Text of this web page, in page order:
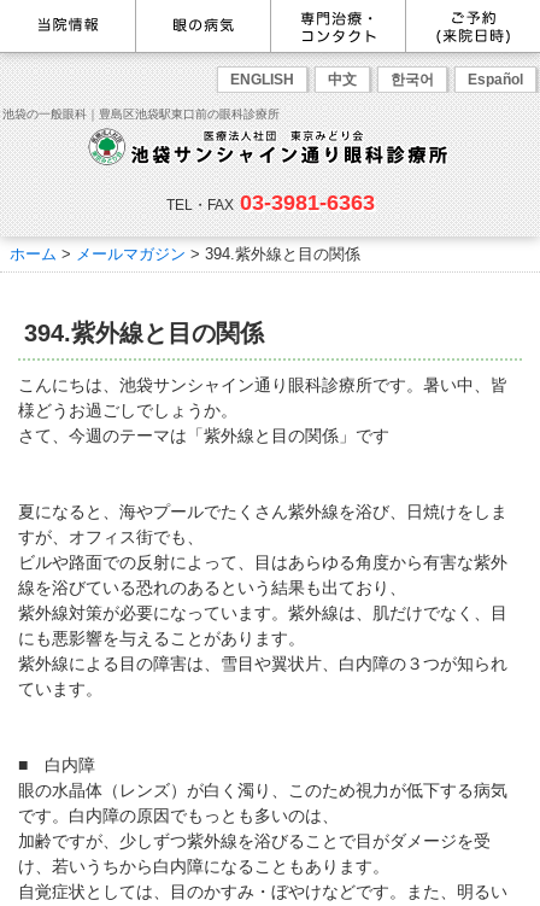
ENGLISH 中文 한국어 Español
池袋の一般眼科｜豊島区池袋駅東口前の眼科診療所
TEL・FAX 03-3981-6363
最新情報
感染症予防のための衛生環境整
備の取り組み
医師のご紹介
当院勤務医師のご紹介 ごあいさつ
院内の様子・設備
院内の様子 検査･治療･手術機器
診療のご案内・アクセス
アクセス
い
診察の流れ
リンク
メールマガジン
リクルート
パンフレットのダウンロード
眼の病気を調べる
病名から探す
症状から探す
目の構造から探す
主な眼科疾患
緑内障 網膜疾患
眼精疲労
ドライアイ
ものもらい
花粉症
白内障
アレルギー性結膜炎
コンタクトレンズ診
学校近視について
点眼液・眼軟膏について
眼科専門治療・特設ページ
緑内障専門治療ページ
角膜疾患専門治療ページ
ドライアイ専門治療ページ
網膜・硝子体専門治療ページ
黄斑疾患専門治療ページ
ぶどう膜炎専門治療ページ
白内障専門治療ページ
花粉症専門ページ
眼形成診療ページ
コンタクトレンズ診療
抗VEGF抗体療法
ボツリヌス療法
東口眼科医院)
コンタクトレンズ診療
コンタクトレンズの種類と特徴
へ
WEB予約(来院日時の設定)
一般眼科診療を予約
コンタクトレンズ診療を予約
緑内障専門治療を予約
角膜専門治療を予約
ドライアイ専門治療を予約
網膜・硝子体専門治療を予約
白内障専門治療を予約
白内障手術公開講座を予約
黄斑専門治療を予約
予約をキャンセルする
ご予約
ホーム > メールマガジン > 394.紫外線と目の関係
394.紫外線と目の関係
こんにちは、池袋サンシャイン通り眼科診療所です。暑い中、皆
様どうお過ごしでしょうか。
さて、今週のテーマは「紫外線と目の関係」です
夏になると、海やプールでたくさん紫外線を浴び、日焼けをしま
すが、オフィス街でも、
ビルや路面での反射によって、目はあらゆる角度から有害な紫外
線を浴びている恐れのあるという結果も出ており、
紫外線対策が必要になっています。紫外線は、肌だけでなく、目
にも悪影響を与えることがあります。
紫外線による目の障害は、雪目や翼状片、白内障の３つが知られ
ています。
■ 白内障
眼の水晶体（レンズ）が白く濁り、このため視力が低下する病気
です。白内障の原因でもっとも多いのは、
加齢ですが、少しずつ紫外線を浴びることで目がダメージを受
け、若いうちから白内障になることもあります。
自覚症状としては、目のかすみ・ぼやけなどです。また、明るい